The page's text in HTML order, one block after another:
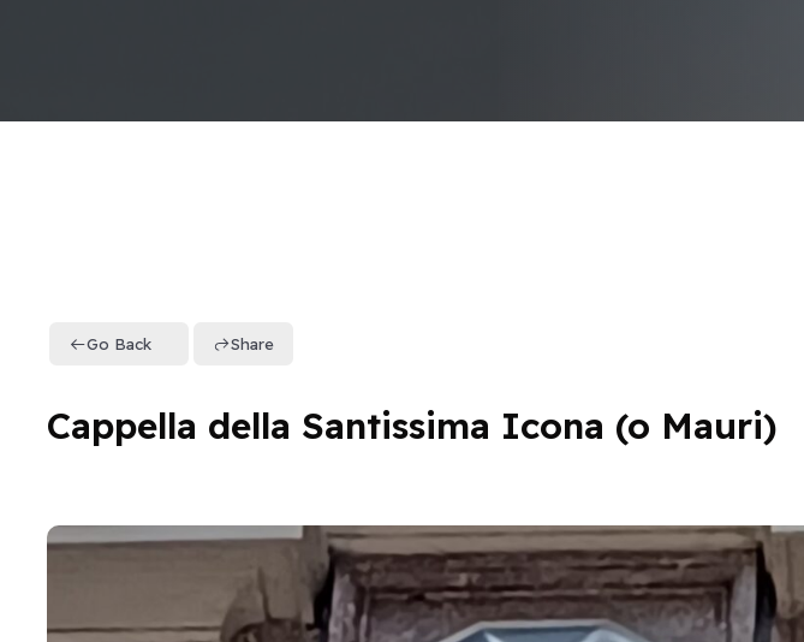
Go Back Share
Cappella della Santissima Icona (o Mauri)